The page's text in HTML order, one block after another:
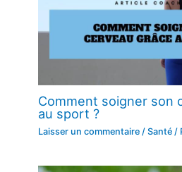
Comment soigner son
au sport ?
Laisser un commentaire /Santé /